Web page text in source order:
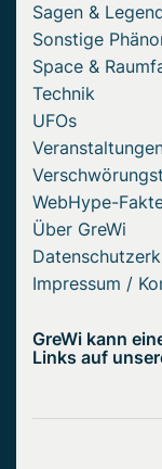
Sagen &
Sonstige
Space &
Technik
UFOs
WebHype-
Über GreWi
Impressum /
GreWi kann
Links auf